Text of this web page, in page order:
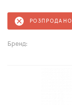
РОЗПРОДАНО
Бренд: